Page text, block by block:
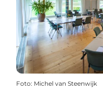
Foto: Michel van Steenwijk